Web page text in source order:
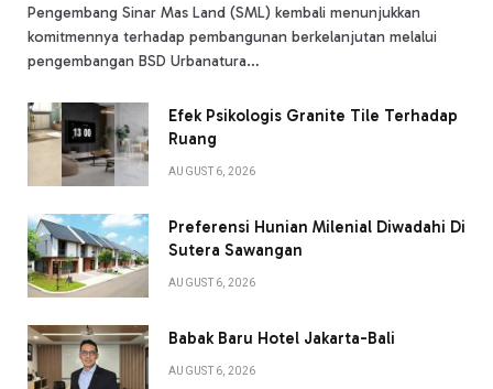
Pengembang Sinar Mas Land (SML) kembali menunjukkan
komitmennya terhadap pembangunan berkelanjutan melalui
pengembangan BSD Urbanatura…
Efek Psikologis Granite Tile Terhadap
Ruang
AUGUST 6, 2026
Preferensi Hunian Milenial Diwadahi Di
Sutera Sawangan
AUGUST 6, 2026
Babak Baru Hotel Jakarta-Bali
AUGUST 6, 2026